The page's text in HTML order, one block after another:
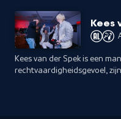
Kees
Kees van der Spek is een
rechtvaardigheidsgevoel,